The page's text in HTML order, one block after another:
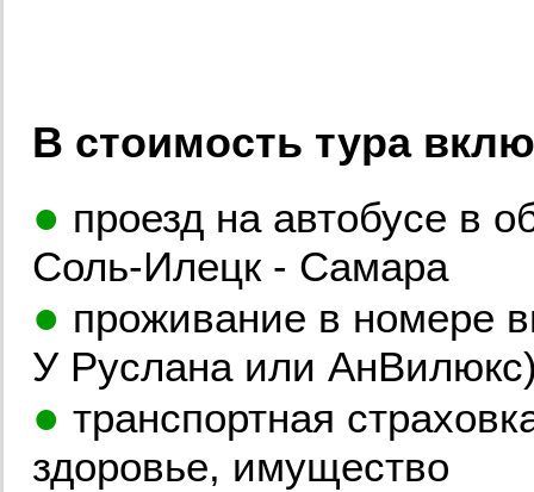
В стоимость тура
● проезд на автобусе в
Соль-Илецк - Самара
● проживание в номере
У Руслана или
● транспортная
здоровье, имущество